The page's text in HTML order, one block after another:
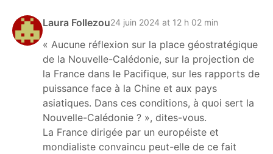
Laura Follezou24 juin 2024 at 12 h 02 min
« Aucune réflexion sur la place géostratégique
de la Nouvelle-Calédonie, sur la projection de
la France dans le Pacifique, sur les rapports de
puissance face à la Chine et aux pays
asiatiques. Dans ces conditions, à quoi sert la
Nouvelle-Calédonie ? », dites-vous.
La France dirigée par un européiste et
mondialiste convaincu peut-elle de ce fait